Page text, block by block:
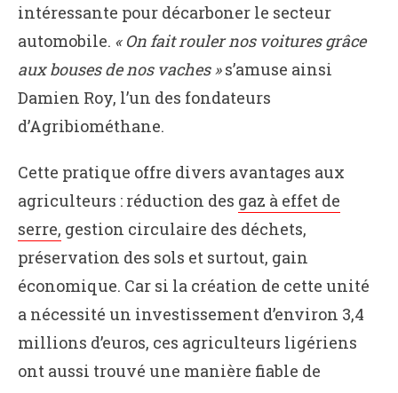
intéressante pour décarboner le secteur
automobile. « On fait rouler nos voitures grâce
aux bouses de nos vaches »s’amuse ainsi
Damien Roy, l’un des fondateurs
d’Agribiométhane.
Cette pratique offre divers avantages aux
agriculteurs : réduction des gaz à effet de
serre, gestion circulaire des déchets,
préservation des sols et surtout, gain
économique. Car si la création de cette unité
a nécessité un investissement d’environ 3,4
millions d’euros, ces agriculteurs ligériens
ont aussi trouvé une manière fiable de